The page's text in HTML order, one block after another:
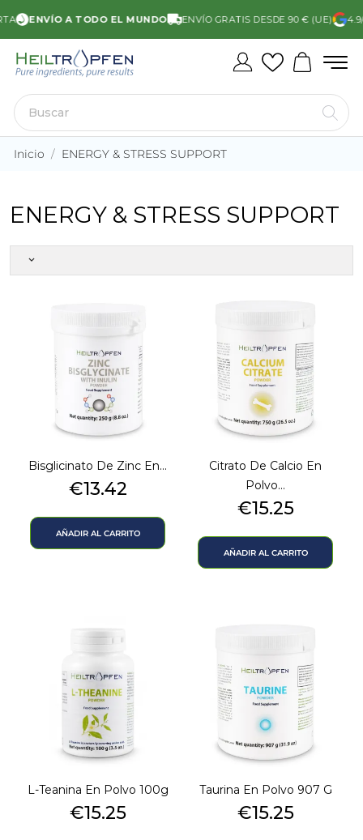
ENVÍO A TODO EL MUNDO ENVÍO GRATIS DESDE 90 € (UE) 4.9/
Inicio ENERGY & STRESS SUPPORT
ENERGY & STRESS SUPPORT
keyboard_arrow_down
Bisglicinato De Zinc En...
Precio
€13.42
AÑADIR AL CARRITO
Citrato De Calcio En
Polvo...
Precio
€15.25
AÑADIR AL CARRITO
L-Teanina En Polvo 100g
Precio
€15.25
Taurina En Polvo 907 G
Precio
€15.25